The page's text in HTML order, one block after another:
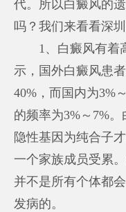
代。所以白癜风的
吗？我们来看看深
1、白癜风有着高
示，国外白癜风患
40%，而国内为3%
的频率为3%～7%
隐性基因为纯合子
一个家族成员受累
并不是所有个体都
发病的。